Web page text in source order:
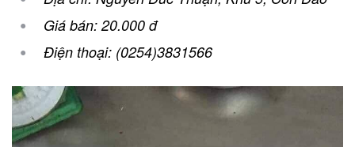
Giá bán: 20.000 đ
Điện thoại: (0254)3831566